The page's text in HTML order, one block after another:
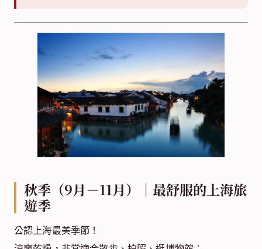
秋季（9月－11月）｜最舒服的上海旅
遊季
公認上海最美季節！